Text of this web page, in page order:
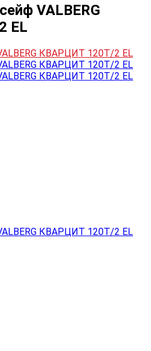
VALBERG
EL